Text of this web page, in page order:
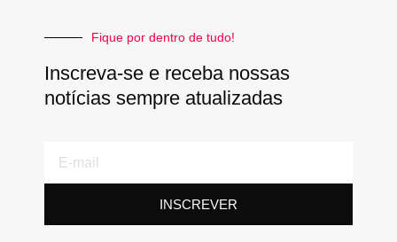
Fique por dentro de tudo!
Inscreva-se e receba nossas
notícias sempre atualizadas
INSCREVER